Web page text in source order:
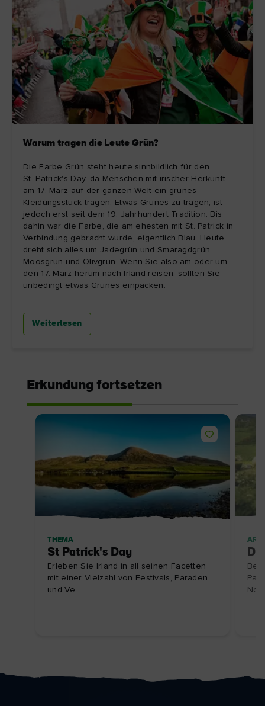
Warum tragen die Leute Grün?
Die Farbe Grün steht heute sinnbildlich für den
St. Patrick's Day, da Menschen mit irischer Herkunft
am 17. März auf der ganzen Welt ein grünes
Kleidungsstück tragen. Etwas Grünes zu tragen, ist
jedoch erst seit dem 19. Jahrhundert Tradition. Bis
dahin war die Farbe, die am ehesten mit St. Patrick in
Verbindung gebracht wurde, eigentlich Blau. Heute
dreht sich alles um Jadegrün und Smaragdgrün,
Moosgrün und Olivgrün. Wenn Sie also am oder um
den 17. März herum nach Irland reisen, sollten Sie
unbedingt etwas Grünes einpacken.
Weiterlesen
Erkundung fortsetzen
THEMA
St Patrick's Day
Erleben Sie Irland in all seinen Facetten
mit einer Vielzahl von Festivals, Paraden
und Ve...